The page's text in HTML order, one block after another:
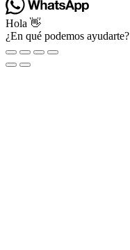
Hola 👋
¿En qué podemos ayudarte?